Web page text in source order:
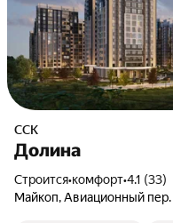
ССК
Долина
Строится•комфорт•4.1 (33)
Майкоп, Авиационный пер.